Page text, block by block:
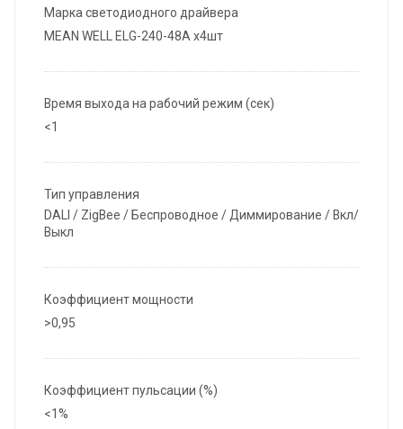
Марка светодиодного драйвера
MEAN WELL ELG-240-48A x4шт
Время выхода на рабочий режим (сек)
<1
Тип управления
DALI / ZigBee / Беспроводное / Диммирование / Вкл/
Выкл
Коэффициент мощности
>0,95
Коэффициент пульсации (%)
<1%